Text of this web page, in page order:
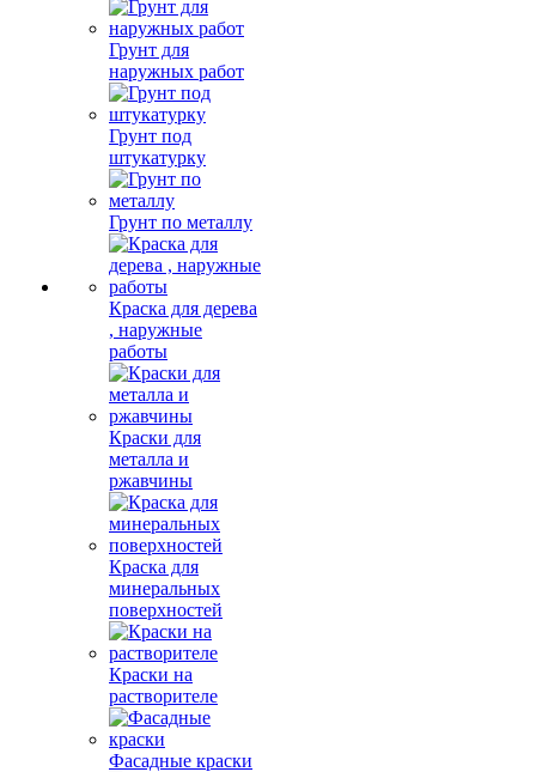
Грунт для
наружных работ
Грунт под
штукатурку
Грунт по металлу
Краска для дерева
, наружные
работы
Краски для
металла и
ржавчины
Краска для
минеральных
поверхностей
Краски на
растворителе
Фасадные краски